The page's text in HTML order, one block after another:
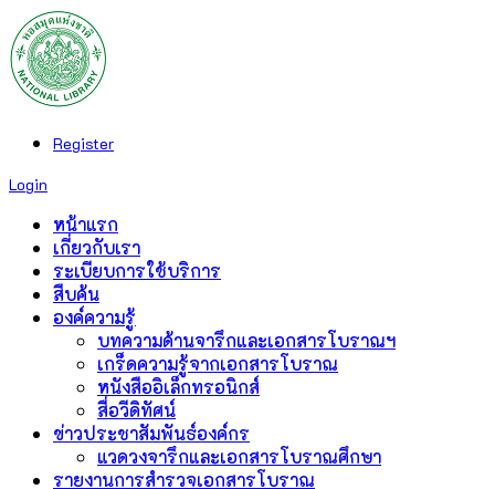
Register
Login
หน้าแรก
เกี่ยวกับเรา
ระเบียบการใช้บริการ
สืบค้น
องค์ความรู้
บทความด้านจารึกและเอกสารโบราณฯ
เกร็ดความรู้จากเอกสารโบราณ
หนังสืออิเล็กทรอนิกส์
สื่อวีดิทัศน์
ข่าวประชาสัมพันธ์องค์กร
แวดวงจารึกและเอกสารโบราณศึกษา
รายงานการสำรวจเอกสารโบราณ